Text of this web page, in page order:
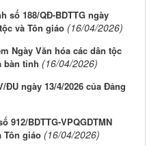
số 188/QĐ-BDTTG ngày
và Tôn giáo (16/04/2026)
Ngày Văn hóa các dân tộc
bàn tỉnh (16/04/2026)
ĐU ngày 13/4/2026 của Đảng
912/BDTTG-VPQGDTMN
Tôn giáo (16/04/2026)